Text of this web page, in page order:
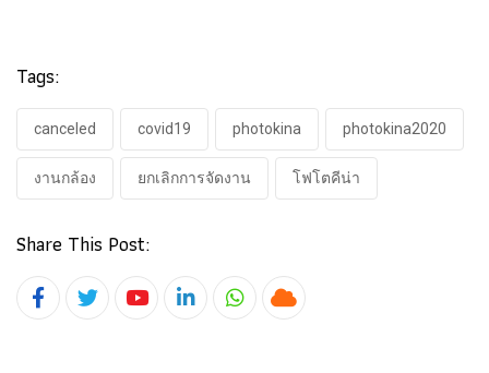
Tags:
canceled covid19 photokina photokina2020
งานกล้อง ยกเลิกการจัดงาน โฟโตคีน่า
Share This Post:
YoutubeLinkedInWhatsapp
Cloud